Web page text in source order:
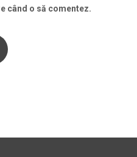
când o să comentez.